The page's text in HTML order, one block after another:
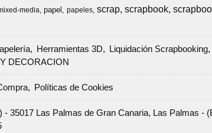
media papel papeles scrap scrapbook
Herramientas 3D Liquidación Scrapbooking
DECORACION
Políticas de Cookies
35017 Las Palmas de Gran Canaria, Las Palmas -